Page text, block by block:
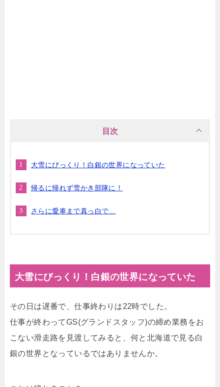
目次
大雪にびっくり！白銀の世界になっていた
帰るに帰れず雪かき部隊に！
さらに愛車まで真っ白で…
大雪にびっくり！白銀の世界になっていた
その日は遅番で、仕事終わりは22時でした。
仕事が終わってGS(グランドスタッフ)の締め業務をお
こない滑走路を見渡してみると、何と北海道で見る白
銀の世界となっているではありませんか。